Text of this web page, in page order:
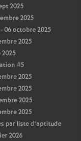
2025
2025
06 octobre 2025
2025
#5
2025
2025
2025
2025
par liste d’aptitude
2026